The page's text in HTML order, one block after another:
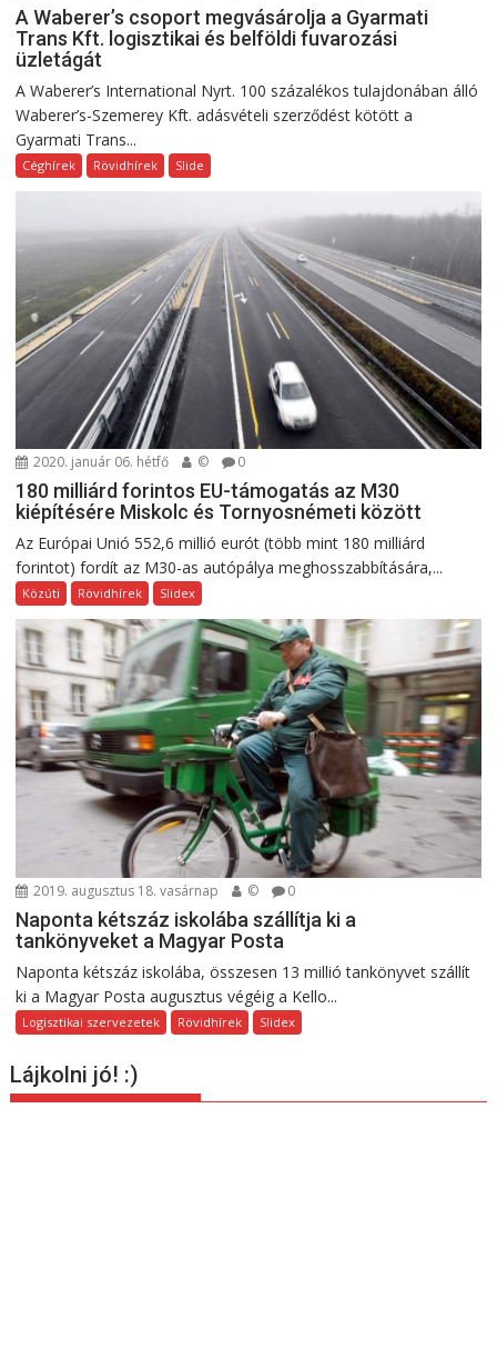
A Waberer’s csoport megvásárolja a Gyarmati
Trans Kft. logisztikai és belföldi fuvarozási
üzletágát
A Waberer’s International Nyrt. 100 százalékos tulajdonában álló
Waberer’s-Szemerey Kft. adásvételi szerződést kötött a
Gyarmati Trans...
Céghírek Rövidhírek Slide
2020. január 06. hétfő © 0
180 milliárd forintos EU-támogatás az M30
kiépítésére Miskolc és Tornyosnémeti között
Az Európai Unió 552,6 millió eurót (több mint 180 milliárd
forintot) fordít az M30-as autópálya meghosszabbítására,...
Közúti Rövidhírek Slidex
2019. augusztus 18. vasárnap © 0
Naponta kétszáz iskolába szállítja ki a
tankönyveket a Magyar Posta
Naponta kétszáz iskolába, összesen 13 millió tankönyvet szállít
ki a Magyar Posta augusztus végéig a Kello...
Logisztikai szervezetek Rövidhírek Slidex
Lájkolni jó! :)